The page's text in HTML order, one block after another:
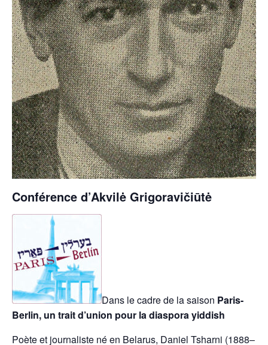
Conférence d’Akvilė Grigoravičiūtė
Dans le cadre de la saison Paris-
Berlin, un trait d’union pour la diaspora yiddish
Poète et journaliste né en Belarus, Daniel Tsharni (1888–